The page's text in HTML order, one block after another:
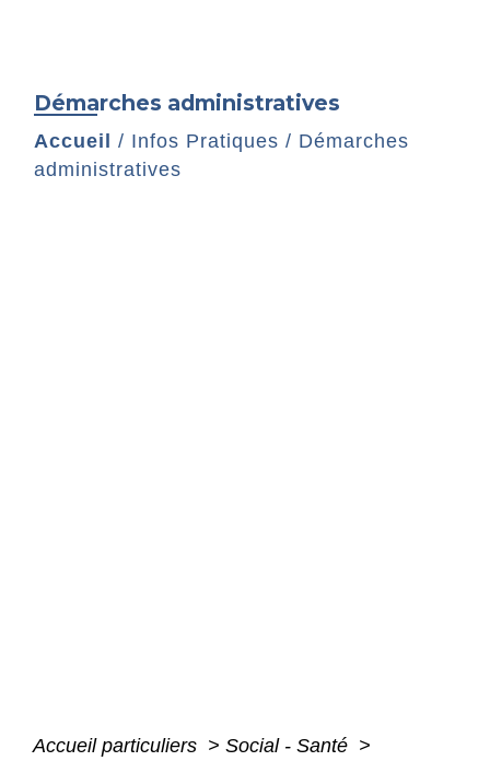
Démarches administratives
Accueil / Infos Pratiques / Démarches
administratives
Accueil particuliers > Social - Santé >